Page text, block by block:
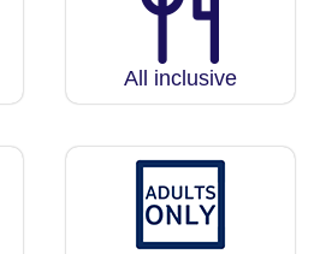
All inclusive